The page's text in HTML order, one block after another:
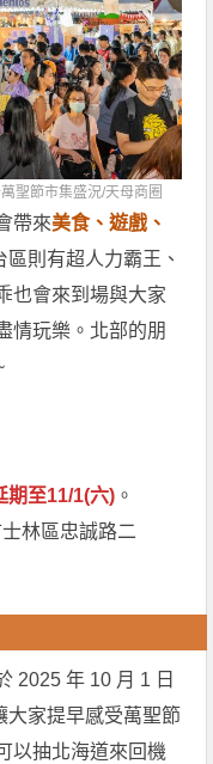
聖節市集盛況/天母商圈
帶來美食、遊戲、
區則有超人力霸王、
也會來到場與大家
情玩樂。北部的朋
期至11/1(六) 。
林區忠誠路二
2025 年 10 月 1 日
大家提早感受萬聖節
以抽北海道來回機